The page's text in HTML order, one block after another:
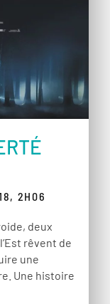
2H06
deux
rêvent de
une
Une histoire